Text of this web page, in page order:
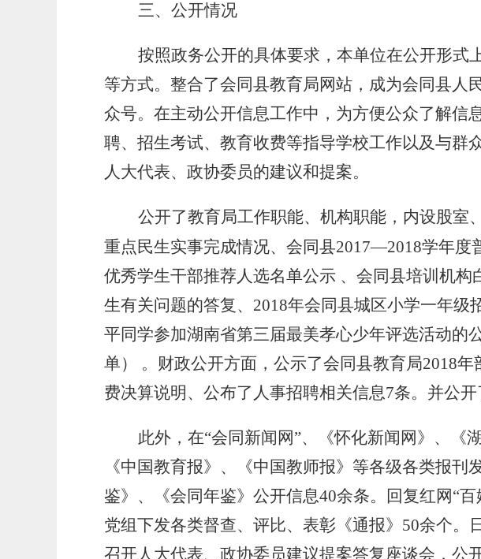
三、公开情况
按照政务公开的具体要求，本单位在公开形式
等方式。整合了会同县教育局网站，成为会同县人
众号。在主动公开信息工作中，为方便公众了解信
聘、招生考试、教育收费等指导学校工作以及与群
人大代表、政协委员的建议和提案。
公开了教育局工作职能、机构职能，内设股室
重点民生实事完成情况、 会同县2017—2018学年度
优秀学生干部推荐人选名单公示 、 会同县培训机构
生有关问题的答复、 2018年会同县城区小学一年级
平同学参加湖南省第三届最美孝心少年评选活动的
单）
。财政公开方面，公示了会同县教育局2018年
费决算说明 、 公布了人事招聘相关信息7条。并公开
此外，在“会同新闻网”、《怀化新闻网》、《
《中国教育报》、《中国教师报》等各级各类报刊
鉴》、《会同年鉴》公开信息40余条。回复红网“
党组下发各类督查、评比、表彰《通报》 50余个。
召开人大代表、政协委员建议提案答复座谈会，公